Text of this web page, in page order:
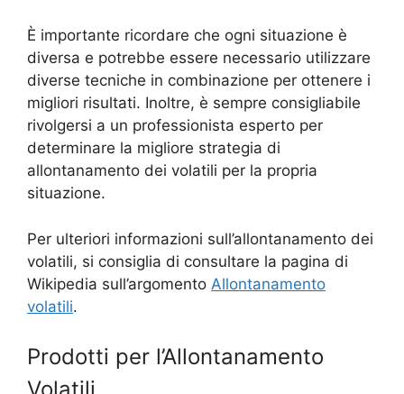
È importante ricordare che ogni situazione è
diversa e potrebbe essere necessario utilizzare
diverse tecniche in combinazione per ottenere i
migliori risultati. Inoltre, è sempre consigliabile
rivolgersi a un professionista esperto per
determinare la migliore strategia di
allontanamento dei volatili per la propria
situazione.
Per ulteriori informazioni sull’allontanamento dei
volatili, si consiglia di consultare la pagina di
Wikipedia sull’argomento Allontanamento
volatili.
Prodotti per l’Allontanamento